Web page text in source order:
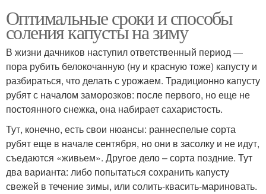
Оптимальные сроки и способы
соления капусты на зиму
В жизни дачников наступил ответственный период —
пора рубить белокочанную (ну и красную тоже) капусту и
разбираться, что делать с урожаем. Традиционно капусту
рубят с началом заморозков: после первого, но еще не
постоянного снежка, она набирает сахаристость.
Тут, конечно, есть свои нюансы: раннеспелые сорта
рубят еще в начале сентября, но они в засолку и не идут,
съедаются «живьем». Другое дело – сорта поздние. Тут
два варианта: либо попытаться сохранить капусту
свежей в течение зимы, или солить-квасить-мариновать.